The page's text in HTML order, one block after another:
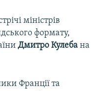
міністрів
формату,
Дмитро Кулеба на
Франції та